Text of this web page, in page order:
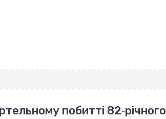
побитті 82‐річного